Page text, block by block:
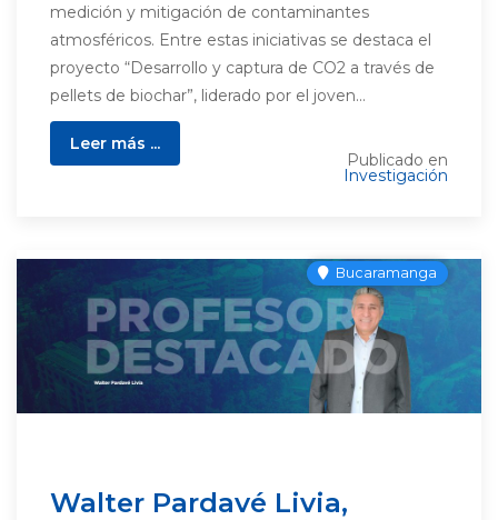
medición y mitigación de contaminantes
atmosféricos. Entre estas iniciativas se destaca el
proyecto “Desarrollo y captura de CO2 a través de
pellets de biochar”, liderado por el joven...
Leer más ...
Publicado en
Investigación
Bucaramanga
Walter Pardavé Livia,